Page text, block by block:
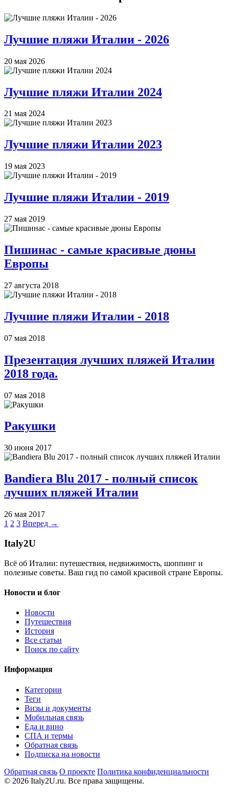
Лучшие пляжи Италии - 2026
20 мая 2026
Лучшие пляжи Италии 2024
21 мая 2024
Лучшие пляжи Италии 2023
19 мая 2023
Лучшие пляжи Италии - 2019
27 мая 2019
Пишинас - самые красивые дюны
Европы
27 августа 2018
Лучшие пляжи Италии - 2018
07 мая 2018
Презентация лучших пляжей Италии
2018 года.
07 мая 2018
Ракушки
30 июня 2017
Bandiera Blu 2017 - полный список
лучших пляжей Италии
26 мая 2017
1 2 3 Вперед →
Italy2U
Всё об Италии: путешествия, недвижимость, шоппинг и
полезные советы. Ваш гид по самой красивой стране Европы.
Новости и блог
Новости
Путешествия
История
Все статьи
Поиск по сайту
Информация
Категории
Теги
Визы и документы
Мобильная связь
Еда и вино
СПА и термы
Обратная связь
Подписка на новости
Обратная связь О проекте Политика конфиденциальности
© 2026 Italy2U.ru. Все права защищены.